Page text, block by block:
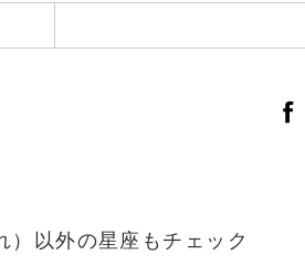
以外の星座もチェック